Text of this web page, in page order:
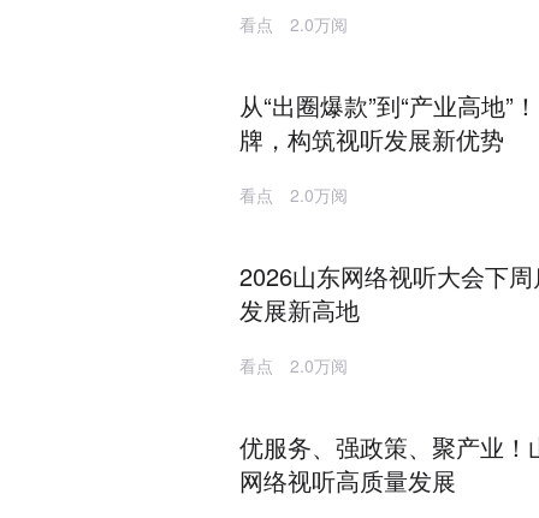
看点 2.0万阅
从“出圈爆款”到“产业高地”
牌，构筑视听发展新优势
看点 2.0万阅
2026山东网络视听大会下
发展新高地
看点 2.0万阅
优服务、强政策、聚产业
网络视听高质量发展